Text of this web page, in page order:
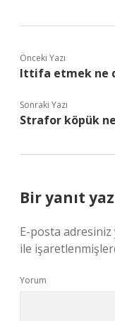
Önceki Yazı
Ittifa etmek ne
Sonraki Yazı
Strafor köpük
Bir yanıt
E-posta adresiniz
ile
Yorum